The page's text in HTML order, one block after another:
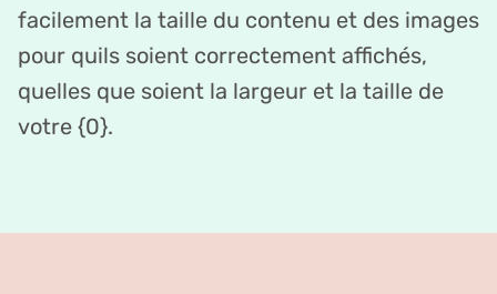
facilement la taille du contenu et des images
pour quils soient correctement affichés,
quelles que soient la largeur et la taille de
votre {0}.